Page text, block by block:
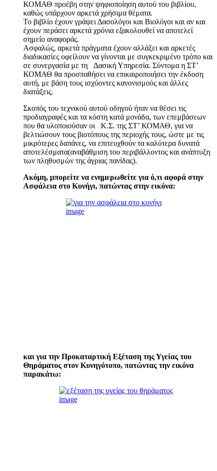
ΚΟΜΑΘ προέβη στην ψηφιοποίηση αυτού του βιβλίου,
καθώς υπάρχουν αρκετά χρήσιμα θέματα.
Το βιβλίο έχουν γράψει Δασολόγοι και Βιολόγοι και αν και
έχουν περάσει αρκετά χρόνια εξακολουθεί να αποτελεί
σημείο αναφοράς.
Ασφαλώς, αρκετά πράγματα έχουν αλλάξει και αρκετές
διαδικασίες οφείλουν να γίνονται με συγκεκριμένο τρόπο και
σε συνεργασία με τη Δασική Υπηρεσία. Σύντομα η ΣΤ’
ΚΟΜΑΘ θα προσπαθήσει να επικαιροποιήσει την έκδοση
αυτή, με βάση τους ισχύοντες κανονισμούς και άλλες
διατάξεις.
Σκοπός του τεχνικού αυτού οδηγού ήταν να θέσει τις
προδιαγραφές και τα κόστη κατά μονάδα, των επεμβάσεων
που θα υλοποιούσαν οι Κ.Σ. της ΣΤ’ ΚΟΜΑΘ, για να
βελτιώσουν τους βιοτόπους της περιοχής τους, ώστε με τις
μικρότερες δαπάνες, να επιτευχθούν τα καλύτερα δυνατά
αποτελέσματα(αναβάθμιση του περιβάλλοντος και ανάπτυξη
των πληθυσμών της άγριας πανίδας).
Ακόμη, μπορείτε να ενημερωθείτε για ό,τι αφορά στην
Ασφάλεια στο Κυνήγι, πατώντας στην εικόνα:
και για την Προκαταρτική Εξέταση της Υγείας του
Θηράματος στον Κυνηγότοπο, πατώντας την εικόνα
παρακάτω: